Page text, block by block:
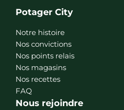
Potager City
Notre histoire
Nos convictions
Nos points relais
Nos magasins
Nos recettes
FAQ
Nous rejoindre